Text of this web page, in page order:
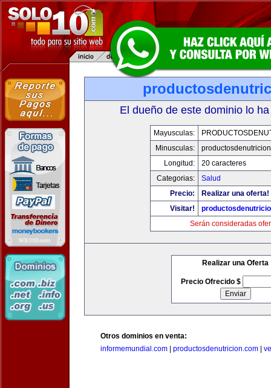
El dueño de este dominio lo
Mayusculas:
Minusculas:
Longitud:
20 caracteres
Categorias:
Salud
Precio:
Realizar una oferta!
Visitar!
Serán consideradas
Realizar una Oferta
Precio Ofrecido $
Otros dominios en venta:
informemundial.com
productosdenutricion.com